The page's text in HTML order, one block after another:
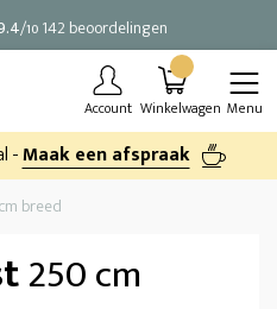
/10 142 beoordelingen
Account Winkelwagen Menu
-Maak een afspraak
breed
250 cm